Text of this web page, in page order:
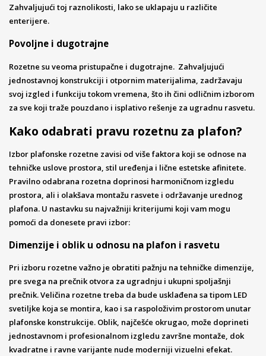
Zahvaljujući toj raznolikosti, lako se uklapaju u različite
enterijere.
Povoljne i dugotrajne
Rozetne su veoma pristupačne i dugotrajne. Zahvaljujući
jednostavnoj konstrukciji i otpornim materijalima, zadržavaju
svoj izgled i funkciju tokom vremena, što ih čini odličnim izborom
za sve koji traže pouzdano i isplativo rešenje za ugradnu rasvetu.
Kako odabrati pravu rozetnu za plafon?
Izbor plafonske rozetne zavisi od više faktora koji se odnose na
tehničke uslove prostora, stil uređenja i lične estetske afinitete.
Pravilno odabrana rozetna doprinosi harmoničnom izgledu
prostora, ali i olakšava montažu rasvete i održavanje urednog
plafona. U nastavku su najvažniji kriterijumi koji vam mogu
pomoći da donesete pravi izbor:
Dimenzije i oblik u odnosu na plafon i rasvetu
Pri izboru rozetne važno je obratiti pažnju na tehničke dimenzije,
pre svega na prečnik otvora za ugradnju i ukupni spoljašnji
prečnik. Veličina rozetne treba da bude usklađena sa tipom LED
svetiljke koja se montira, kao i sa raspoloživim prostorom unutar
plafonske konstrukcije. Oblik, najčešće okrugao, može doprineti
jednostavnom i profesionalnom izgledu završne montaže, dok
kvadratne i ravne varijante nude moderniji vizuelni efekat.